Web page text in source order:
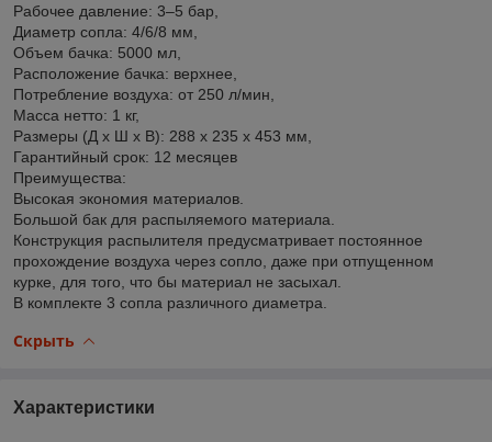
Рабочее давление: 3–5 бар,
Диаметр сопла: 4/6/8 мм,
Объем бачка: 5000 мл,
Расположение бачка: верxнее,
Потребление воздуxа: от 250 л/мин,
Масса нетто: 1 кг,
Размеры (Д x Ш x В): 288 x 235 x 453 мм,
Гарантийный срок: 12 месяцев
Преимущества:
Высокая экономия материалов.
Большой бак для распыляемого материала.
Конструкция распылителя предусматривает постоянное
прохождение воздуха через сопло, даже при отпущенном
курке, для того, что бы материал не засыхал.
В комплекте 3 сопла различного диаметра.
Скрыть
Характеристики